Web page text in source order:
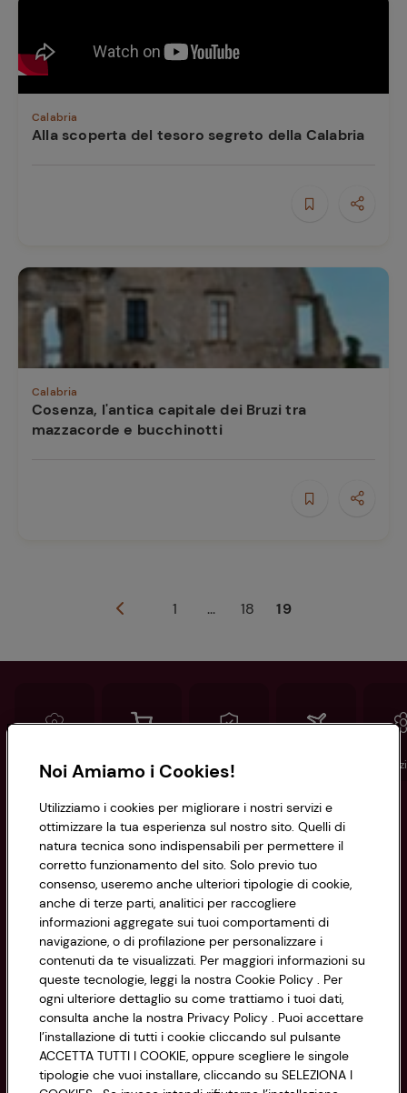
Calabria
Alla scoperta del tesoro segreto della Calabria
Calabria
Cosenza, l'antica capitale dei Bruzi tra
mazzacorde e bucchinotti
1 ... 18 19
Conad Spesa online Assicurazioni
Informazioni
Privacy Policy
Cookie Policy
Impostazioni Cookie
Accessibilità
CONAD SOCIETÀ COOPERATIVA
Via Michelino, 59 | 40127 BOLOGNA
Codice Fiscale e Registro Imprese
di Bologna 00865960157
PARTITA IVA 03320960374
Servizio clienti
Noi Amiamo i Cookies!
Utilizziamo i cookies per migliorare i nostri servizi e
ottimizzare la tua esperienza sul nostro sito. Quelli di
natura tecnica sono indispensabili per permettere il
corretto funzionamento del sito. Solo previo tuo
consenso, useremo anche ulteriori tipologie di cookie,
anche di terze parti, analitici per raccogliere
informazioni aggregate sui tuoi comportamenti di
navigazione, o di profilazione per personalizzare i
contenuti da te visualizzati. Per maggiori informazioni su
queste tecnologie, leggi la nostra Cookie Policy . Per
ogni ulteriore dettaglio su come trattiamo i tuoi dati,
consulta anche la nostra Privacy Policy . Puoi accettare
l’installazione di tutti i cookie cliccando sul pulsante
ACCETTA TUTTI I COOKIE, oppure scegliere le singole
tipologie che vuoi installare, cliccando su SELEZIONA I